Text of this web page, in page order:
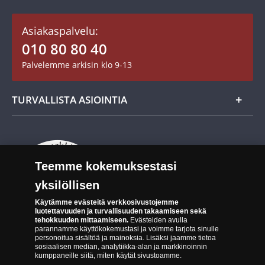
Mitalit
Asiakastili / Omat sivut
Toimitusehdot
Maksutavat
Evästeet Suomen Monetan verkkokaupassa
Tuotteiden toimittaminen
Asiakaspalvelu:
010 80 80 40
Palvelemme arkisin klo 9-13
TURVALLISTA ASIOINTIA
Aitous- ja laatutakuu
Suomen Moneta toimii virallisena jakelijana useimmille maailman
Teemme kokemuksestasi
yksilöllisen
Käytämme evästeitä verkkosivustojemme
luotettavuuden ja turvallisuuden takaamiseen sekä
tehokkuuden mittaamiseen.Evästeiden avulla
parannamme käyttökokemustasi ja voimme tarjota sinulle
personoitua sisältöä ja mainoksia. Lisäksi jaamme tietoa
sosiaalisen median, analytiikka-alan ja markkinoinnin
kumppaneille siitä, miten käytät sivustoamme.